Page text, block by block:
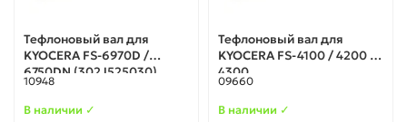
Тефлоновый вал для
KYOCERA FS-6970D /
6750DN (302J525030)
10948
В наличии ✓
Тефлоновый вал для
KYOCERA FS-4100 / 4200 /
4300
09660
В наличии ✓